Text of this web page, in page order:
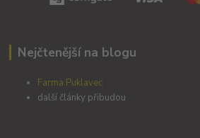
Nejčtenější na blogu
Farma Puklavec
další články přibudou